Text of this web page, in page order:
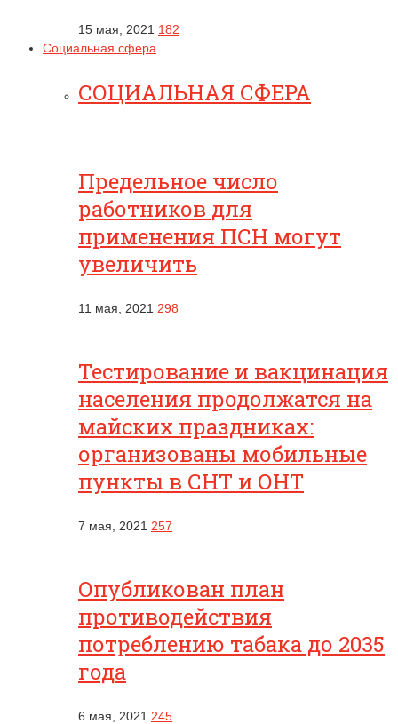
15 мая, 2021 182
Социальная сфера
СОЦИАЛЬНАЯ СФЕРА
Предельное число
работников для
применения ПСН могут
увеличить
11 мая, 2021 298
Тестирование и вакцинация
населения продолжатся на
майских праздниках:
организованы мобильные
пункты в СНТ и ОНТ
7 мая, 2021 257
Опубликован план
противодействия
потреблению табака до 2035
года
6 мая, 2021 245